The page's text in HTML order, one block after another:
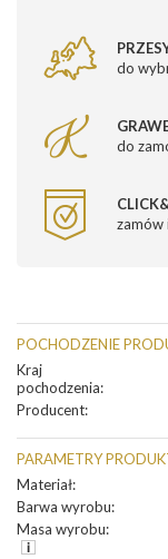
do
do
zamów
POCHODZENIE
Kraj
pochodzenia:
Producent:
PARAMETRY
Materiał:
Barwa wyrobu:
Masa wyrobu: